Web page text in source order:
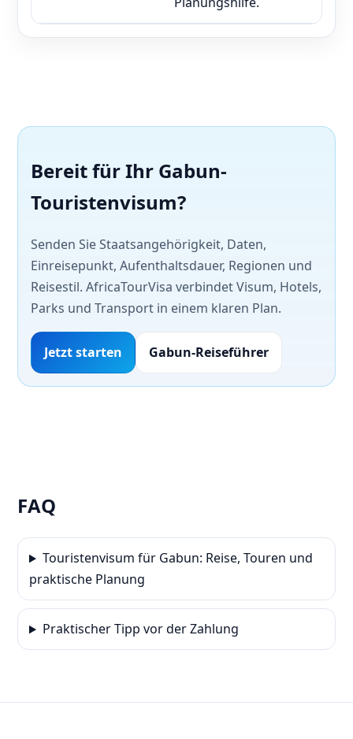
Bereit für Ihr Gabun-
Touristenvisum?
Senden Sie Staatsangehörigkeit, Daten,
Einreisepunkt, Aufenthaltsdauer, Regionen und
Reisestil. AfricaTourVisa verbindet Visum, Hotels,
Parks und Transport in einem klaren Plan.
Jetzt starten Gabun-Reiseführer
FAQ
Touristenvisum für Gabun: Reise, Touren und
praktische Planung
Praktischer Tipp vor der Zahlung